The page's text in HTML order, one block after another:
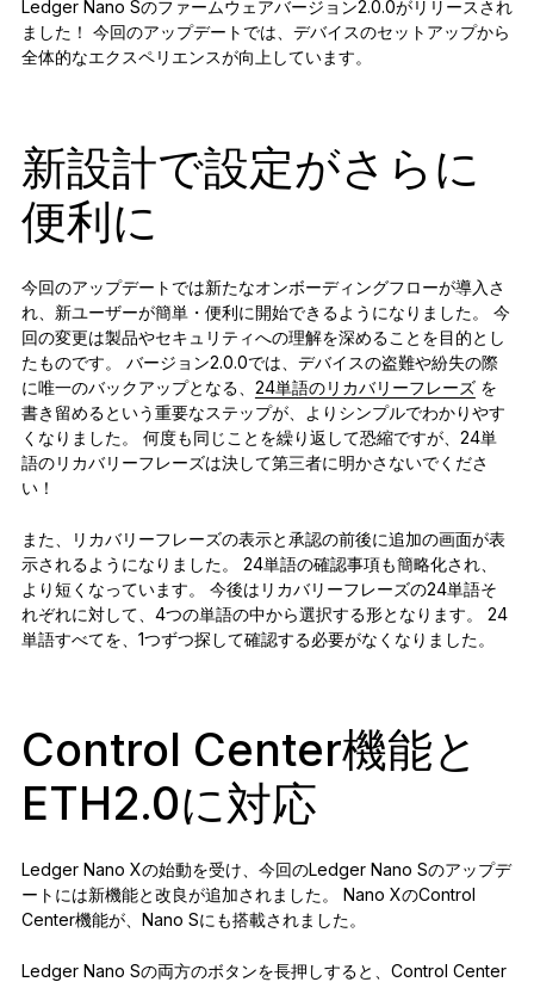
Ledger Nano Sのファームウェアバージョン2.0.0がリリースされ
ました！ 今回のアップデートでは、デバイスのセットアップから
全体的なエクスペリエンスが向上しています。
新設計で設定がさらに
便利に
今回のアップデートでは新たなオンボーディングフローが導入さ
れ、新ユーザーが簡単・便利に開始できるようになりました。 今
回の変更は製品やセキュリティへの理解を深めることを目的とし
たものです。 バージョン2.0.0では、デバイスの盗難や紛失の際
に唯一のバックアップとなる、 24単語のリカバリーフレーズを
書き留めるという重要なステップが、よりシンプルでわかりやす
くなりました。 何度も同じことを繰り返して恐縮ですが、24単
語のリカバリーフレーズは決して第三者に明かさないでくださ
い！
また、リカバリーフレーズの表示と承認の前後に追加の画面が表
示されるようになりました。 24単語の確認事項も簡略化され、
より短くなっています。 今後はリカバリーフレーズの24単語そ
れぞれに対して、4つの単語の中から選択する形となります。 24
単語すべてを、1つずつ探して確認する必要がなくなりました。
Control Center機能と
ETH2.0に対応
Ledger Nano Xの始動を受け、今回のLedger Nano Sのアップデ
ートには新機能と改良が追加されました。 Nano XのControl
Center機能が、Nano Sにも搭載されました。
Ledger Nano Sの両方のボタンを長押しすると、Control Center